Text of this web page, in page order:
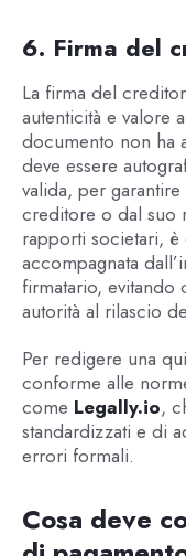
6. Firma del
La firma del
autenticità e valore
documento non ha
deve essere
valida, per
creditore o dal suo
rapporti societari, è
accompagnata
firmatario, evitando
autorità al rilascio
Per redigere una
conforme alle
come Legally.io,
standardizzati e di
errori formali.
Cosa deve